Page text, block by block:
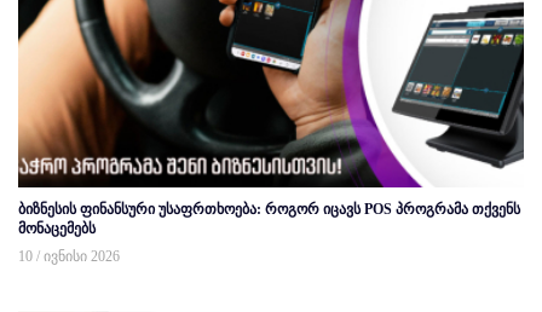
ბიზნესის ფინანსური უსაფრთხოება: როგორ იცავს POS პროგრამა თქვენს
მონაცემებს
10 / ივნისი 2026